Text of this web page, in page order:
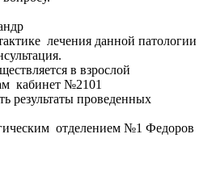
лечения данной патологии
в взрослой
кабинет №2101
результаты проведенных
отделением №1 Федоров